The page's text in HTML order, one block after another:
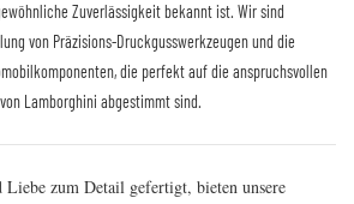
Zuverlässigkeit bekannt ist. Wir sind
von Präzisions-Druckgusswerkzeugen und die
die perfekt auf die anspruchsvollen
Lamborghini abgestimmt sind.
zum Detail gefertigt, bieten unsere